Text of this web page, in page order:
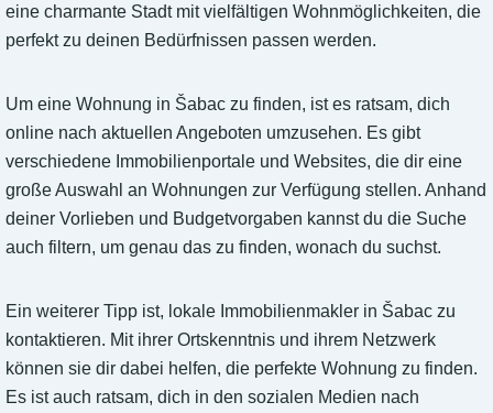
eine charmante Stadt mit vielfältigen Wohnmöglichkeiten, die
perfekt zu deinen Bedürfnissen passen werden.
Um eine Wohnung in Šabac zu finden, ist es ratsam, dich
online nach aktuellen Angeboten umzusehen. Es gibt
verschiedene Immobilienportale und Websites, die dir eine
große Auswahl an Wohnungen zur Verfügung stellen. Anhand
deiner Vorlieben und Budgetvorgaben kannst du die Suche
auch filtern, um genau das zu finden, wonach du suchst.
Ein weiterer Tipp ist, lokale Immobilienmakler in Šabac zu
kontaktieren. Mit ihrer Ortskenntnis und ihrem Netzwerk
können sie dir dabei helfen, die perfekte Wohnung zu finden.
Es ist auch ratsam, dich in den sozialen Medien nach